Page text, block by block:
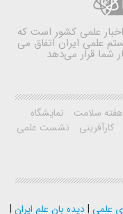
علمی کشور است که
علمی ایران اتفاق می
شما قرار می‌دهد
هفته سلامت
نمایشگاه
کارآفرینی
نشست علمی
علمی |دیده بان علم ایران |